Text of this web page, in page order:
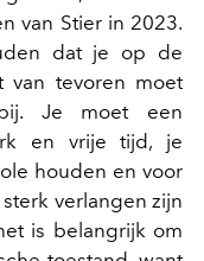
van Stier in 2023.
dat je op de
tevoren moet
Je moet een
en vrije tijd, je
houden en voor
verlangen zijn
is belangrijk om